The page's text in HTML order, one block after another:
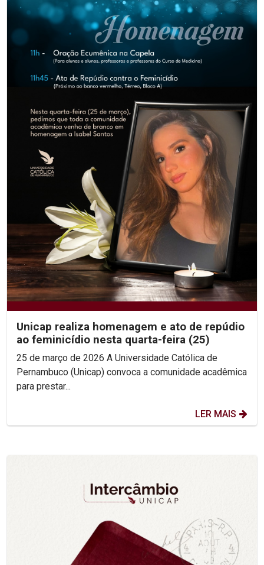
Unicap realiza homenagem e ato de repúdio
ao feminicídio nesta quarta-feira (25)
25 de março de 2026 A Universidade Católica de
Pernambuco (Unicap) convoca a comunidade acadêmica
para prestar...
LER MAIS